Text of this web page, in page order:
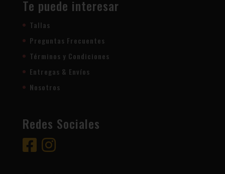
Te puede interesar
Tallas
Preguntas Frecuentes
Términos y Condiciones
Entregas & Envíos
Nosotros
Redes Sociales